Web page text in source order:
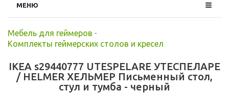
МЕНЮ
Мебель для геймеров -
Комплекты геймерских столов и кресел
IKEA s29440777 UTESPELARE УТЕСПЕЛАРЕ
/ HELMER ХЕЛЬМЕР Письменный стол,
стул и тумба - черный